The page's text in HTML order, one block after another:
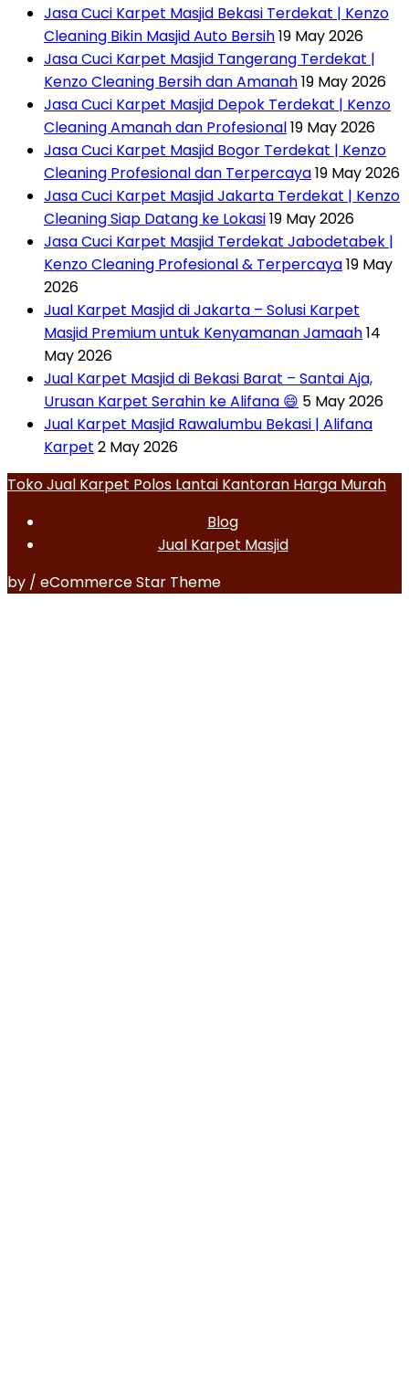
Jasa Cuci Karpet Masjid Bekasi Terdekat | Kenzo
Cleaning Bikin Masjid Auto Bersih19 May 2026
Jasa Cuci Karpet Masjid Tangerang Terdekat |
Kenzo Cleaning Bersih dan Amanah19 May 2026
Jasa Cuci Karpet Masjid Depok Terdekat | Kenzo
Cleaning Amanah dan Profesional19 May 2026
Jasa Cuci Karpet Masjid Bogor Terdekat | Kenzo
Cleaning Profesional dan Terpercaya19 May 2026
Jasa Cuci Karpet Masjid Jakarta Terdekat | Kenzo
Cleaning Siap Datang ke Lokasi19 May 2026
Jasa Cuci Karpet Masjid Terdekat Jabodetabek |
Kenzo Cleaning Profesional & Terpercaya19 May
2026
Jual Karpet Masjid di Jakarta – Solusi Karpet
Masjid Premium untuk Kenyamanan Jamaah14
May 2026
Jual Karpet Masjid di Bekasi Barat – Santai Aja,
Urusan Karpet Serahin ke Alifana 😄 5 May 2026
Jual Karpet Masjid Rawalumbu Bekasi | Alifana
Karpet 2 May 2026
Toko Jual Karpet Polos Lantai Kantoran Harga Murah
Blog
Jual Karpet Masjid
by / eCommerce Star Theme